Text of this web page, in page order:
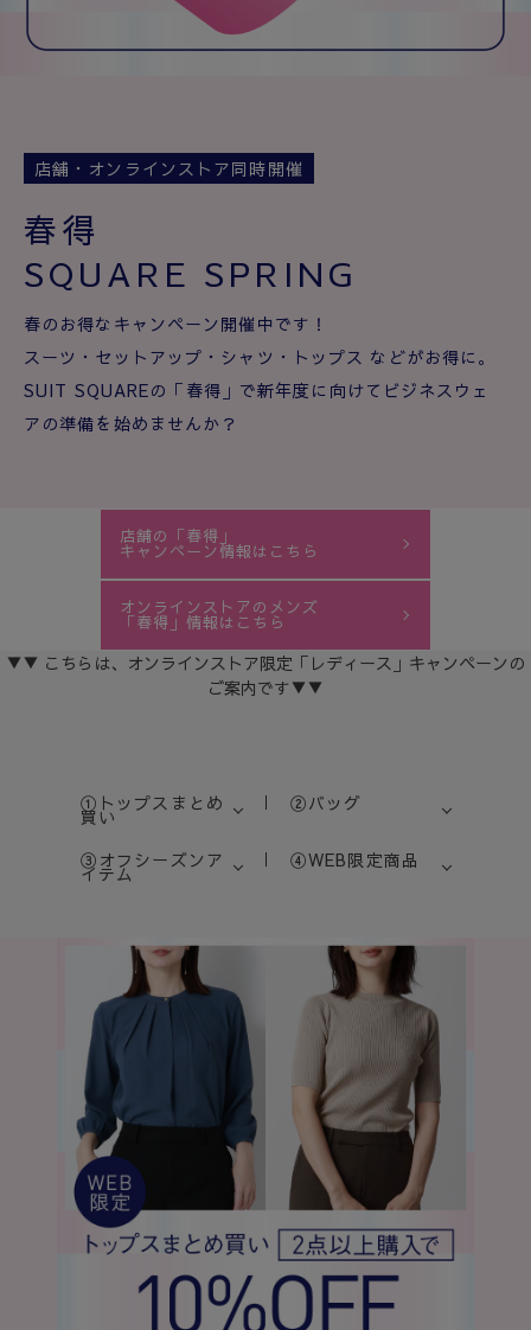
店舗・オンラインストア同時開催
春得
SQUARE SPRING
春のお得なキャンペーン開催中です！
スーツ・セットアップ・シャツ・トップス などがお得に。
SUIT SQUAREの「春得」で新年度に向けてビジネスウェ
アの準備を始めませんか？
店舗の「春得」
キャンペーン情報はこちら
オンラインストアのメンズ
「春得」情報はこちら
▼▼ こちらは、オンラインストア限定「レディース」キャンペーンの
ご案内です▼▼
①トップスまとめ
買い
②バッグ
③オフシーズンア
イテム
④WEB限定商品